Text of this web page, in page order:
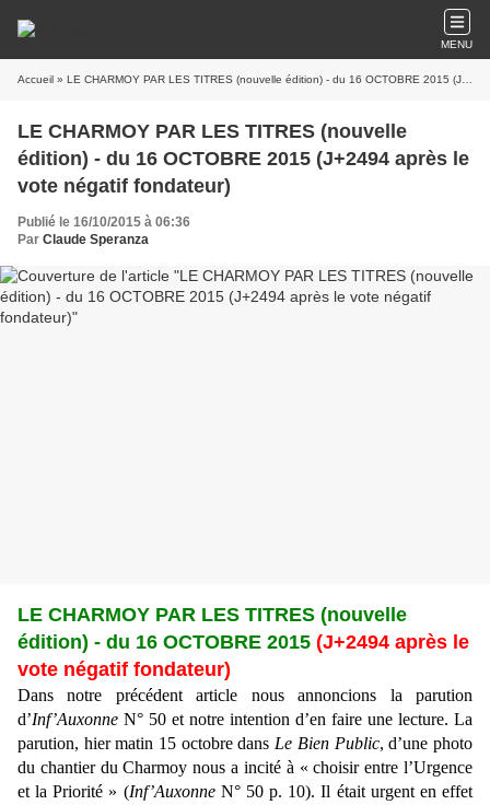
MENU
Accueil » LE CHARMOY PAR LES TITRES (nouvelle édition) - du 16 OCTOBRE 2015 (J+2494 après le vote négatif fondateur)
LE CHARMOY PAR LES TITRES (nouvelle
édition) - du 16 OCTOBRE 2015 (J+2494 après le
vote négatif fondateur)
Publié le 16/10/2015 à 06:36
Par Claude Speranza
LE CHARMOY PAR LES TITRES (nouvelle
édition) - du 16 OCTOBRE 2015 (J+2494 après le
vote négatif fondateur)
Dans notre précédent article nous annoncions la parution
d’Inf’Auxonne N° 50 et notre intention d’en faire une lecture. La
parution, hier matin 15 octobre dans Le Bien Public, d’une photo
du chantier du Charmoy nous a incité à « choisir entre l’Urgence
et la Priorité » (Inf’Auxonne N° 50 p. 10). Il était urgent en effet